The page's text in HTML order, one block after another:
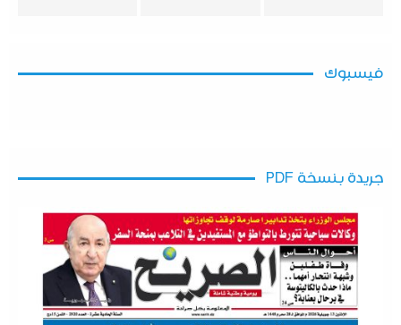
فيسبوك
جريدة بنسخة PDF